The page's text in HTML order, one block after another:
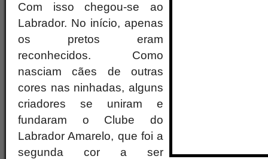
Com isso chegou-se ao
Labrador. No início, apenas
os pretos eram
reconhecidos. Como
nasciam cães de outras
cores nas ninhadas, alguns
criadores se uniram e
fundaram o Clube do
Labrador Amarelo, que foi a
segunda cor a ser